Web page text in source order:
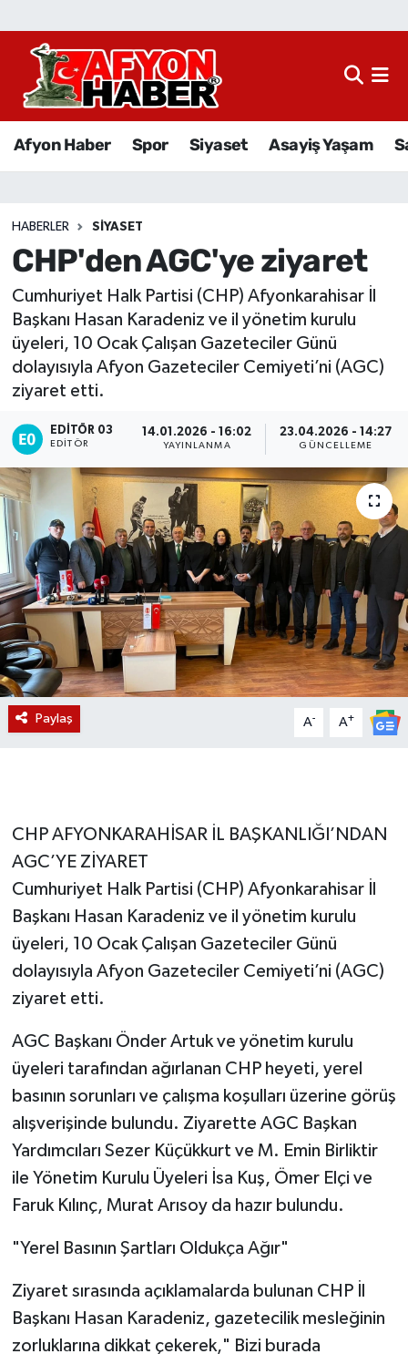
Afyon Haber Spor Siyaset Asayiş Yaşam
HABERLER SIYASET
CHP'den AGC'ye ziyaret
Cumhuriyet Halk Partisi (CHP) Afyonkarahisar İl
Başkanı Hasan Karadeniz ve il yönetim kurulu
üyeleri, 10 Ocak Çalışan Gazeteciler Günü
dolayısıyla Afyon Gazeteciler Cemiyeti’ni (AGC)
ziyaret etti.
EDITÖR 03
EDITÖR
14.01.2026 - 16:02
YAYINLANMA
23.04.2026 - 14:27
GÜNCELLEME
Paylaş A- A+
CHP AFYONKARAHİSAR İL BAŞKANLIĞI’NDAN
AGC’YE ZİYARET
Cumhuriyet Halk Partisi (CHP) Afyonkarahisar İl
Başkanı Hasan Karadeniz ve il yönetim kurulu
üyeleri, 10 Ocak Çalışan Gazeteciler Günü
dolayısıyla Afyon Gazeteciler Cemiyeti’ni (AGC)
ziyaret etti.
AGC Başkanı Önder Artuk ve yönetim kurulu
üyeleri tarafından ağırlanan CHP heyeti, yerel
basının sorunları ve çalışma koşulları üzerine görüş
alışverişinde bulundu. Ziyarette AGC Başkan
Yardımcıları Sezer Küçükkurt ve M. Emin Birliktir
ile Yönetim Kurulu Üyeleri İsa Kuş, Ömer Elçi ve
Faruk Kılınç, Murat Arısoy da hazır bulundu.
"Yerel Basının Şartları Oldukça Ağır"
Ziyaret sırasında açıklamalarda bulunan CHP İl
Başkanı Hasan Karadeniz, gazetecilik mesleğinin
zorluklarına dikkat çekerek," Bizi burada
Afyon Haber
Sağlık
Eğitim
Sivil Toplum
Ekonomi
Magazin
Etkinlikler